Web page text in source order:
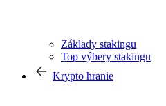
Základy stakingu
Top výbery stakingu
Krypto hranie